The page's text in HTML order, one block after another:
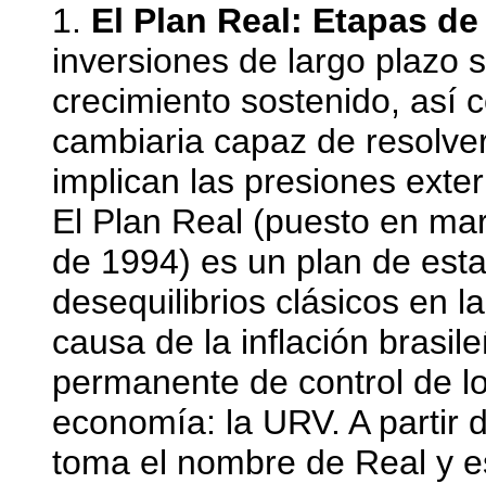
1. El Plan Real: Etapas
inversiones de largo plazo
crecimiento sostenido, así
cambiaria capaz de
implican las presiones
El Plan Real (puesto en
de 1994) es un plan de
desequilibrios clásicos en
causa de la inflación
permanente de control de
economía: la URV. A partir
toma el nombre de Real y